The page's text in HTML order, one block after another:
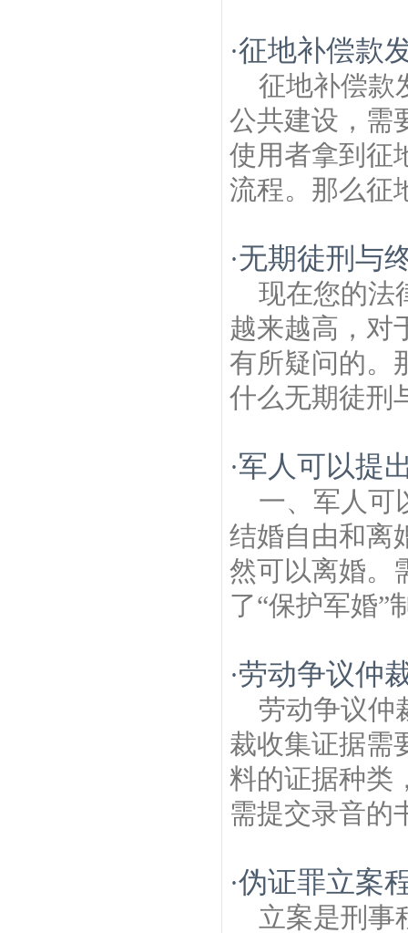
·征地补偿款
征地补偿款
公共建设，需
使用者拿到征
流程。那么征
·无期徒刑与
现在您的法
越来越高，对
有所疑问的。
什么无期徒刑
·军人可以提
一、军人可
结婚自由和离
然可以离婚。
了“保护军婚”
·劳动争议仲
劳动争议仲
裁收集证据需
料的证据种类
需提交录音的
·伪证罪立案
立案是刑事